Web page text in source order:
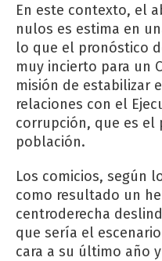
En este contexto, el
nulos es estima en
lo que el pronóstico
muy incierto para un
misión de estabilizar
relaciones con el
corrupción, que es el
población.
Los comicios, según
como resultado un
centroderecha
que sería el
cara a su último año